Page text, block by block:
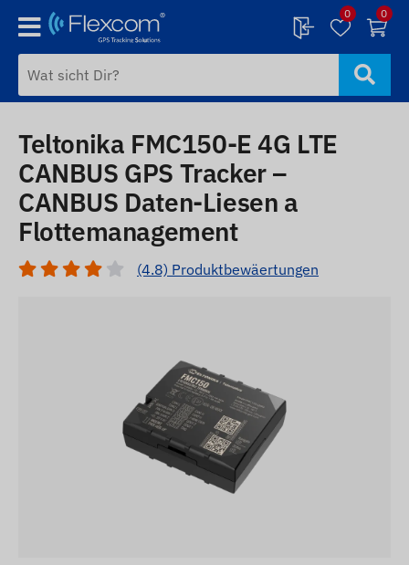
0 0
Teltonika FMC150-E 4G LTE
CANBUS GPS Tracker –
CANBUS Daten-Liesen a
Flottemanagement
(4.8) Produktbewäertungen